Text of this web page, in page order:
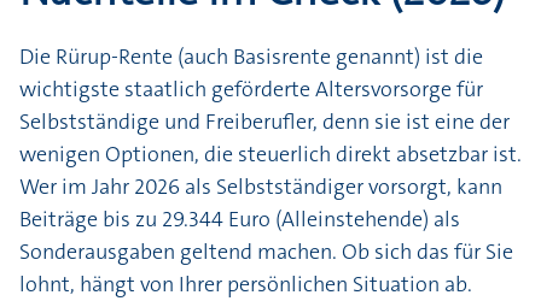
Die Rürup-Rente (auch Basisrente genannt) ist die
wichtigste staatlich geförderte Altersvorsorge für
Selbstständige und Freiberufler, denn sie ist eine der
wenigen Optionen, die steuerlich direkt absetzbar ist.
Wer im Jahr 2026 als Selbstständiger vorsorgt, kann
Beiträge bis zu 29.344 Euro (Alleinstehende) als
Sonderausgaben geltend machen. Ob sich das für Sie
lohnt, hängt von Ihrer persönlichen Situation ab.